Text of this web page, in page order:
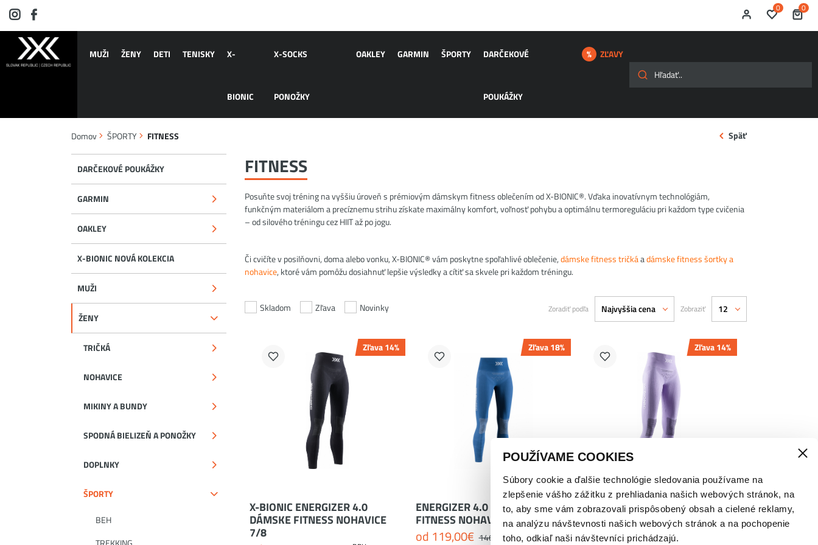
POUŽÍVAME COOKIES
Súbory cookie a ďalšie technológie sledovania používame na
zlepšenie vášho zážitku z prehliadania našich webových stránok, na
to, aby sme vám zobrazovali prispôsobený obsah a cielené reklamy,
na analýzu návštevnosti našich webových stránok a na pochopenie
toho, odkiaľ naši návštevníci prichádzajú.
0 0
MUŽI ŽENY DETI TENISKY X-
BIONIC
X-SOCKS
PONOŽKY
OAKLEY GARMIN ŠPORTY DARČEKOVÉ
POUKÁŽKY
ZĽAVY
Domov ŠPORTY FITNESS Späť
DARČEKOVÉ POUKÁŽKY
GARMIN
OAKLEY
X-BIONIC NOVÁ KOLEKCIA
MUŽI
ŽENY
TRIČKÁ
NOHAVICE
MIKINY A BUNDY
SPODNÁ BIELIZEŇ A PONOŽKY
DOPLNKY
ŠPORTY
BEH
FITNESS
Posuňte svoj tréning na vyššiu úroveň s prémiovým dámskym fitness oblečením od X-BIONIC®. Vďaka inovatívnym technológiám,
funkčným materiálom a precíznemu strihu získate maximálny komfort, voľnosť pohybu a optimálnu termoreguláciu pri každom type cvičenia
– od silového tréningu cez HIIT až po jogu.
Či cvičíte v posilňovni, doma alebo vonku, X-BIONIC® vám poskytne spoľahlivé oblečenie,dámske fitness tričkáadámske fitness šortky a
nohavice, ktoré vám pomôžu dosiahnuť lepšie výsledky a cítiť sa skvele pri každom tréningu.
Skladom Zľava Novinky Zoradiť podľa Najvyššia cena Zobraziť 12
Zľava 14%
X-BIONIC ENERGIZER 4.0
DÁMSKE FITNESS NOHAVICE
7/8
Zľava 18%
ENERGIZER 4.0 DÁMSKE
FITNESS NOHAVICE
od 119,00€ 146,00€ s DPH
M
Zľava 14%
X-BIONIC ENERGIZER 4.0
DÁMSKE FITNESS NOHAVICE
7/8